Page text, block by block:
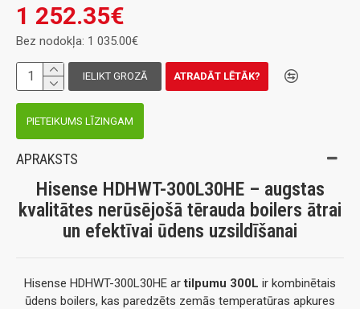
1 252.35€
Bez nodokļa: 1 035.00€
IELIKT GROZĀ ATRADĀT LĒTĀK?
PIETEIKUMS LĪZINGAM
APRAKSTS
Hisense HDHWT-300L30HE – augstas
kvalitātes nerūsējošā tērauda boilers ātrai
un efektīvai ūdens uzsildīšanai
Hisense HDHWT-300L30HE artilpumu 300L ir kombinētais
ūdens boilers, kas paredzēts zemās temperatūras apkures